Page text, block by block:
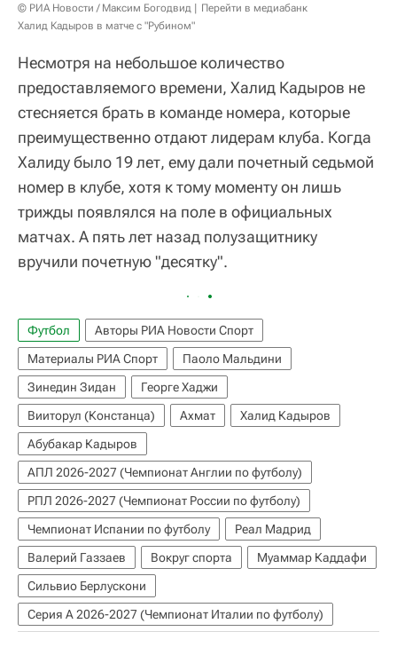
© РИА Новости / Максим Богодвид
Перейти в медиабанк
Халид Кадыров в матче с "Рубином"
Несмотря на небольшое количество
предоставляемого времени, Халид Кадыров не
стесняется брать в команде номера, которые
преимущественно отдают лидерам клуба. Когда
Халиду было 19 лет, ему дали почетный седьмой
номер в клубе, хотя к тому моменту он лишь
трижды появлялся на поле в официальных
матчах. А пять лет назад полузащитнику
вручили почетную "десятку".
Футбол
Авторы РИА Новости Спорт
Материалы РИА Спорт
Паоло Мальдини
Зинедин Зидан
Георге Хаджи
Вииторул (Констанца)
Ахмат
Халид Кадыров
Абубакар Кадыров
АПЛ 2026-2027 (Чемпионат Англии по футболу)
РПЛ 2026-2027 (Чемпионат России по футболу)
Чемпионат Испании по футболу
Реал Мадрид
Валерий Газзаев
Вокруг спорта
Муаммар Каддафи
Сильвио Берлускони
Серия А 2026-2027 (Чемпионат Италии по футболу)